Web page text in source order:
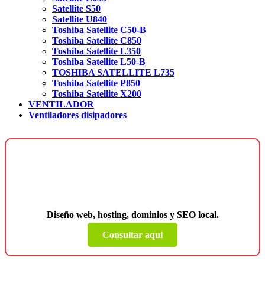
Satellite S50
Satellite U840
Toshiba Satellite C50-B
Toshiba Satellite C850
Toshiba Satellite L350
Toshiba Satellite L50-B
TOSHIBA SATELLITE L735
Toshiba Satellite P850
Toshiba Satellite X200
VENTILADOR
Ventiladores disipadores
Diseño web, hosting, dominios y SEO local.
Consultar aqui